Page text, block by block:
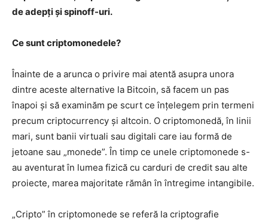
de adepți și spinoff-uri.
Ce sunt criptomonedele?
Înainte de a arunca o privire mai atentă asupra unora
dintre aceste alternative la Bitcoin, să facem un pas
înapoi și să examinăm pe scurt ce înțelegem prin termeni
precum criptocurrency și altcoin. O criptomonedă, în linii
mari, sunt banii virtuali sau digitali care iau formă de
jetoane sau „monede”. În timp ce unele criptomonede s-
au aventurat în lumea fizică cu carduri de credit sau alte
proiecte, marea majoritate rămân în întregime intangibile.
„Cripto” în criptomonede se referă la criptografie